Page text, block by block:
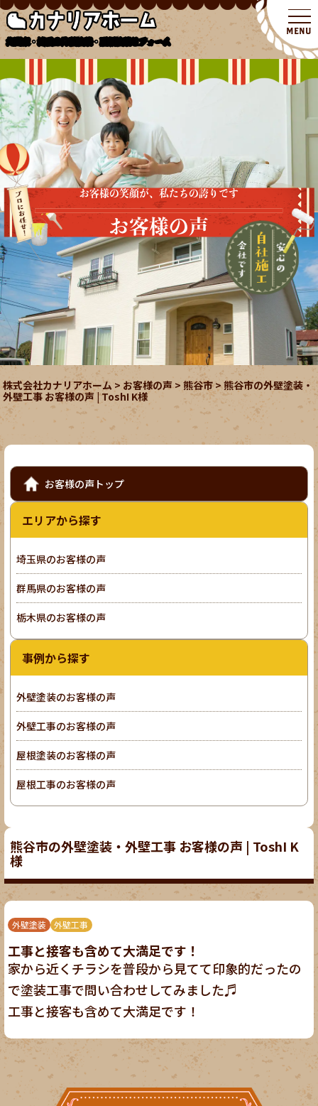
北関東・埼玉の外壁塗装・屋根塗装リフォーム
お客様の笑顔が、私たちの誇りです
お客様の声
株式会社カナリアホーム >お客様の声>熊谷市>熊谷市の外壁塗装・
外壁工事 お客様の声 | ToshI K様
熊谷市の外壁塗装・外壁工事 お客様の声 | ToshI K
様
外壁塗装 外壁工事
工事と接客も含めて大満足です！
家から近くチラシを普段から見てて印象的だったの
で塗装工事で問い合わせしてみました♬
工事と接客も含めて大満足です！
お客様の声トップ
エリアから探す
埼玉県のお客様の声
群馬県のお客様の声
栃木県のお客様の声
事例から探す
外壁塗装のお客様の声
外壁工事のお客様の声
屋根塗装のお客様の声
屋根工事のお客様の声